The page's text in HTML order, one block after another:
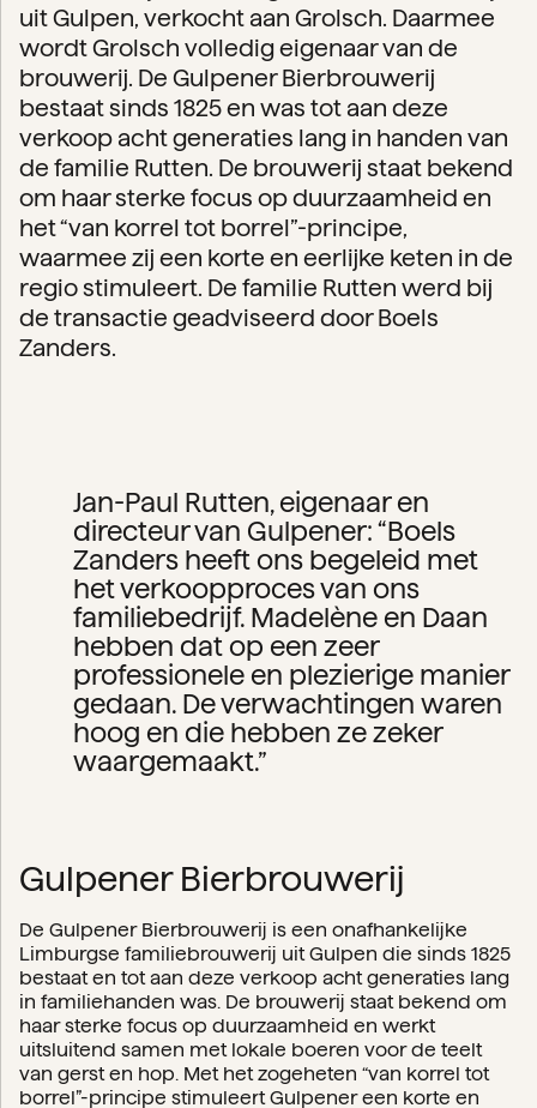
uit Gulpen, verkocht aan Grolsch. Daarmee
wordt Grolsch volledig eigenaar van de
brouwerij. De Gulpener Bierbrouwerij
bestaat sinds 1825 en was tot aan deze
verkoop acht generaties lang in handen van
de familie Rutten. De brouwerij staat bekend
om haar sterke focus op duurzaamheid en
het “van korrel tot borrel”-principe,
waarmee zij een korte en eerlijke keten in de
regio stimuleert. De familie Rutten werd bij
de transactie geadviseerd door Boels
Zanders.
Jan-Paul Rutten, eigenaar en
directeur van Gulpener: “Boels
Zanders heeft ons begeleid met
het verkoopproces van ons
familiebedrijf. Madelène en Daan
hebben dat op een zeer
professionele en plezierige manier
gedaan. De verwachtingen waren
hoog en die hebben ze zeker
waargemaakt.”
Gulpener Bierbrouwerij
De Gulpener Bierbrouwerij is een onafhankelijke
Limburgse familiebrouwerij uit Gulpen die sinds 1825
bestaat en tot aan deze verkoop acht generaties lang
in familiehanden was. De brouwerij staat bekend om
haar sterke focus op duurzaamheid en werkt
uitsluitend samen met lokale boeren voor de teelt
van gerst en hop. Met het zogeheten “van korrel tot
borrel”-principe stimuleert Gulpener een korte en